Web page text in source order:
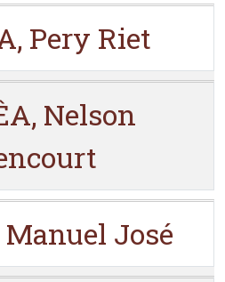
Pery Riet
Nelson
Manuel José